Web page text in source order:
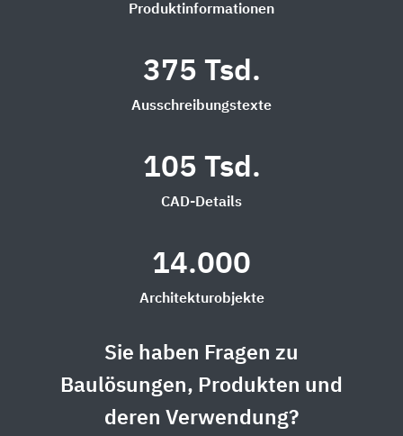
Produktinformationen
375 Tsd.
Ausschreibungstexte
105 Tsd.
CAD-Details
14.000
Architekturobjekte
Sie haben Fragen zu
Baulösungen, Produkten und
deren Verwendung?